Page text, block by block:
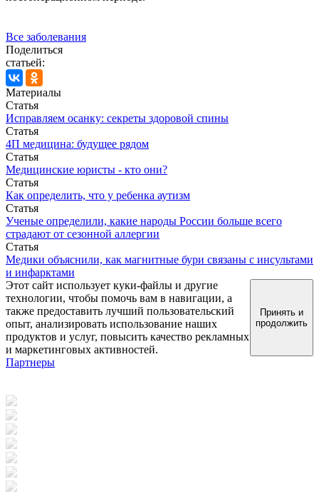
Все заболевания
Поделиться
статьей:
Материалы
Статья
Исправляем осанку: секреты здоровой спины
Статья
4П медицина: будущее рядом
Статья
Медицинские юристы - кто они?
Статья
Как определить, что у ребенка аутизм
Статья
Ученые определили, какие народы России больше всего
страдают от сезонной аллергии
Статья
Медики объяснили, как магнитные бури связаны с инсультами
и инфарктами
Этот сайт использует куки-файлы и другие
технологии, чтобы помочь вам в навигации, а
также предоставить лучший пользовательский
опыт, анализировать использование наших
продуктов и услуг, повысить качество рекламных
и маркетинговых активностей.
Принять и
продолжить
Партнеры